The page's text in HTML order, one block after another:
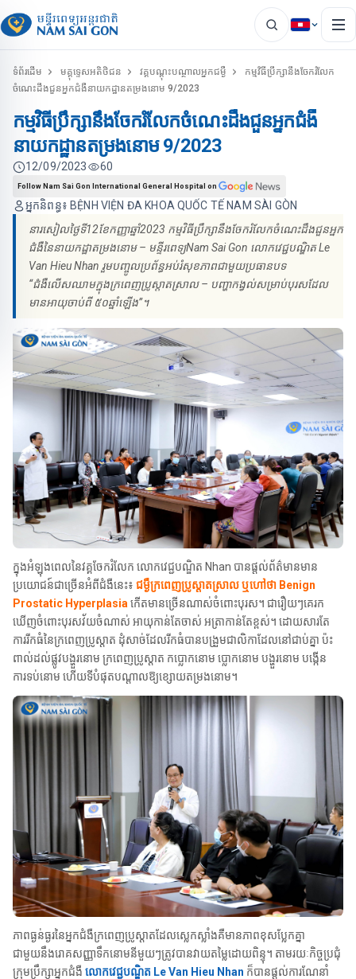
ទំព័រដើម មគ្គុទេ្ទសអតិថិជន វគ្គបណ្ដុះបណ្ថាលអ្នកជម្ងឺ
កម្មវិធីប្រឹក្សានឹងចែករំលែក
ចំណេះដឹងជួនអ្នកជំងឺនាយកដ្ឋានតម្រងនោម 9/2023
កម្មវិធីប្រឹក្សានឹងចែករំលែកចំណេះដឹងជួនអ្នកជំងឺ
នាយកដ្ឋានតម្រងនោម 9/2023
អ្នកនិពន្ធ៖ BỆNH VIỆN ĐA KHOA QUỐC TẾ NAM SÀI GÒN
12/09/2023 60
Follow Nam Sai Gon International General Hospital on
នារសៀលថ្ងៃទី12ខែកញ្ញាឆ្នាំ2023 កម្មវិធីប្រឹក្សានឹងចែករំលែកចំណេះដឹងជួនអ្នក
ជំងឺនៃនាយកដ្ឋាតម្រងនោម – មន្ទីរពេទ្យNam Sai Gon លោកវេជ្ជបណ្ឌិត Le
Van Hieu Nhan រួមបញ្ចូលប្រព័ន្ធអប់រំសុខភាពជាមួយប្រធានបទ
“ជំងឺលើសឈាមក្នុងក្រពេញប្រូស្តាតស្រាល – បញ្ហាកង្វល់សម្រាប់បុរសដែល
មានអាយុចាប់ពី ៥០ឆ្នាំឡើង”។
ក្នុងអំឡុងពេលនៃវគ្គចែករំលែក លោកវេជ្ជបណ្ឌិត Nhan បានផ្តល់ព័ត៌មានមាន
ប្រយោជន៍ជាច្រើនអំពីជំងឺនេះ៖ ជម្ងឺក្រពេញប្រូស្តាតស្រាល ឬហៅថា Benign
Prostatic Hyperplasiaកើតមានច្រើនណាស់ចំពោះបុរស។ ជារឿយៗគេរក
ឃើញចំពោះបុរសវ័យចំណាស់ អាយុកាន់តែចាស់ អត្រាកាន់តែខ្ពស់។ ដោយសារតែ
ការរីកធំនៃក្រពេញប្រូស្តាត ដុំសាច់ដែលរីកធំបានបង្រួមជាលិកាដែលនៅជាប់គ្នា ប៉ះ
ពាល់ដល់ផ្លូវបង្ហួរនោម ក្រពេញប្រូស្តាត កប្លោកនោម ប្លោកនោម បង្ហួរនោម បង្កើន
ការទប់នោម ហើយទីបំផុតបណ្តាលឱ្យខ្សោយតម្រងនោម។
ភាពធ្ងន់ធ្ងរនៃអ្នកជំងឺក្រពេញប្រូស្តាតដែលស្លេកស្លាំងគឺមានភាពខុសប្លែកគ្នា
ជាមួយនឹងរោគសញ្ញាទឹកនោមនីមួយៗត្រូវបានវាយតម្លៃដោយពិន្ទុ។ តាមរយៈកិច្ចប្រជុំ
ក្រុមប្រឹក្សាអ្នកជំងឺ លោកវេជ្ជបណ្ឌិត Le Van Hieu Nhan ក៏បានផ្តល់ការណែនាំ